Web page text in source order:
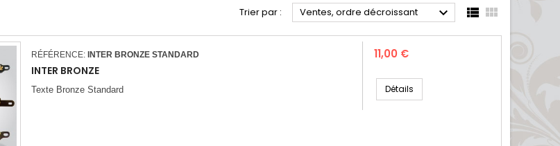
Trier par : Ventes, ordre décroissant   
RÉFÉRENCE: INTER BRONZE STANDARD
INTER BRONZE
Texte Bronze Standard
Prix
11,00 €
Détails